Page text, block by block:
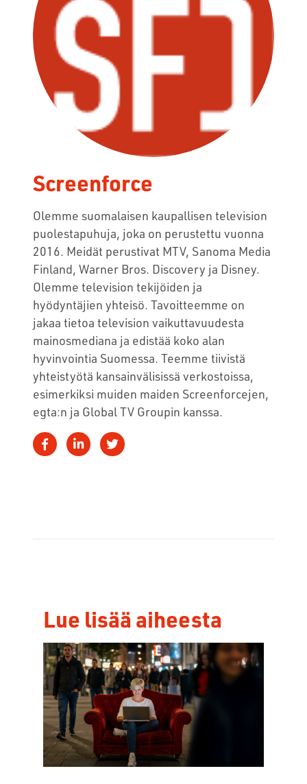
Screenforce
Olemme suomalaisen kaupallisen television
puolestapuhuja, joka on perustettu vuonna
2016. Meidät perustivat MTV, Sanoma Media
Finland, Warner Bros. Discovery ja Disney.
Olemme television tekijöiden ja
hyödyntäjien yhteisö. Tavoitteemme on
jakaa tietoa television vaikuttavuudesta
mainosmediana ja edistää koko alan
hyvinvointia Suomessa. Teemme tiivistä
yhteistyötä kansainvälisissä verkostoissa,
esimerkiksi muiden maiden Screenforcejen,
egta:n ja Global TV Groupin kanssa.
Lue lisää aiheesta